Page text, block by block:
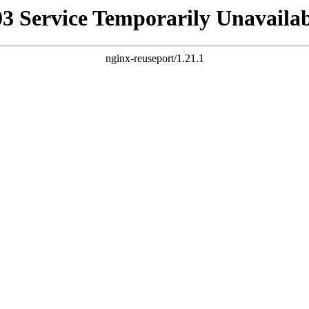
Service Temporarily
nginx-reuseport/1.21.1